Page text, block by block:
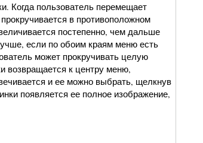
Когда пользователь перемещает
в противоположном
постепенно, чем дальше
если по обоим краям меню есть
может прокручивать целую
возвращается к центру меню,
и ее можно выбрать, щелкнув
появляется ее полное изображение,